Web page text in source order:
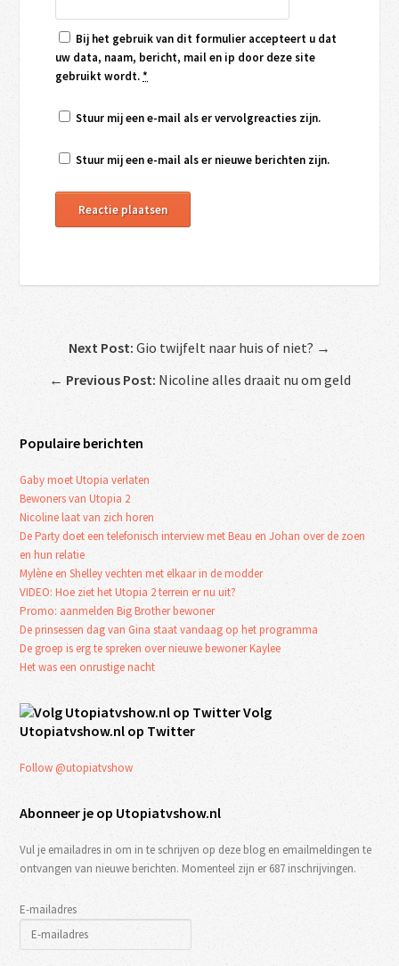
Bij het gebruik van dit formulier accepteert u dat
uw data, naam, bericht, mail en ip door deze site
gebruikt wordt.*
Stuur mij een e-mail als er vervolgreacties zijn.
Stuur mij een e-mail als er nieuwe berichten zijn.
Next Post: Gio twijfelt naar huis of niet? →
← Previous Post: Nicoline alles draait nu om geld
Populaire berichten
Gaby moet Utopia verlaten
Bewoners van Utopia 2
Nicoline laat van zich horen
De Party doet een telefonisch interview met Beau en Johan over de zoen
en hun relatie
Mylène en Shelley vechten met elkaar in de modder
VIDEO: Hoe ziet het Utopia 2 terrein er nu uit?
Promo: aanmelden Big Brother bewoner
De prinsessen dag van Gina staat vandaag op het programma
De groep is erg te spreken over nieuwe bewoner Kaylee
Het was een onrustige nacht
Volg
Utopiatvshow.nl op Twitter
Follow @utopiatvshow
Abonneer je op Utopiatvshow.nl
Vul je emailadres in om in te schrijven op deze blog en emailmeldingen te
ontvangen van nieuwe berichten. Momenteel zijn er 687 inschrijvingen.
E-mailadres